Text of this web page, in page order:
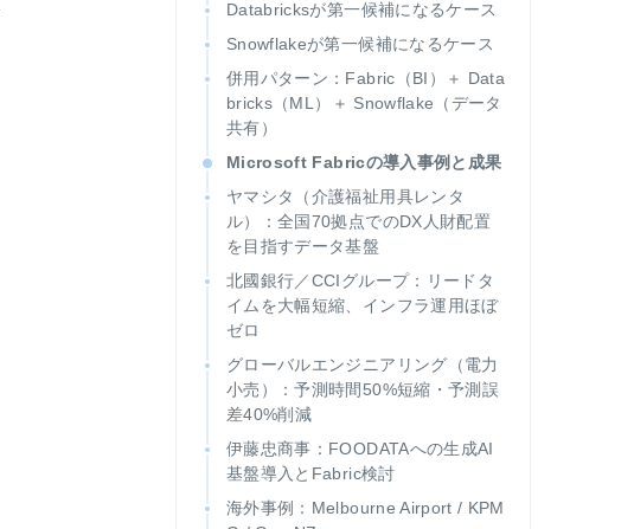
Databricksが第一候補になるケース
Snowflakeが第一候補になるケース
併用パターン：Fabric（BI）＋ Data
bricks（ML）＋ Snowflake（データ
共有）
Microsoft Fabricの導入事例と成果
ヤマシタ（介護福祉用具レンタ
ル）：全国70拠点でのDX人財配置
を目指すデータ基盤
北國銀行／CCIグループ：リードタ
イムを大幅短縮、インフラ運用ほぼ
ゼロ
グローバルエンジニアリング（電力
小売）：予測時間50%短縮・予測誤
差40%削減
伊藤忠商事：FOODATAへの生成AI
基盤導入とFabric検討
海外事例：Melbourne Airport / KPM